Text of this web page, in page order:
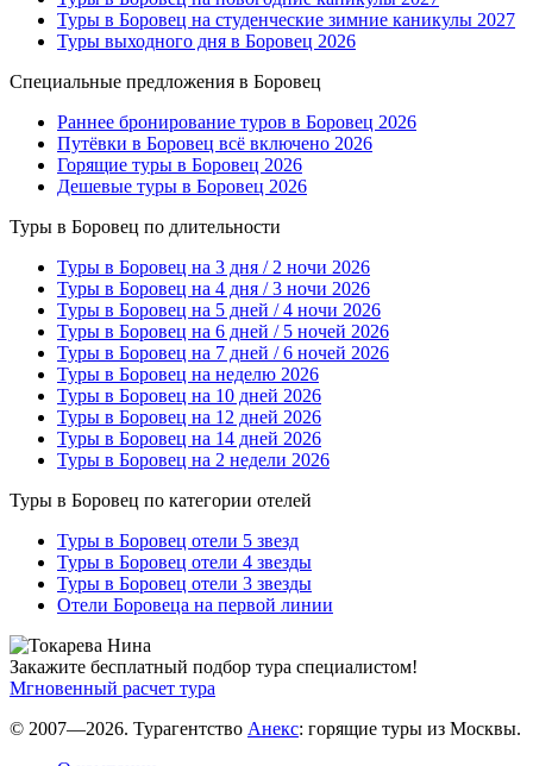
Туры в Боровец на студенческие зимние каникулы 2027
Туры выходного дня в Боровец 2026
Специальные предложения в Боровец
Раннее бронирование туров в Боровец 2026
Путёвки в Боровец всё включено 2026
Горящие туры в Боровец 2026
Дешевые туры в Боровец 2026
Туры в Боровец по длительности
Туры в Боровец на 3 дня / 2 ночи 2026
Туры в Боровец на 4 дня / 3 ночи 2026
Туры в Боровец на 5 дней / 4 ночи 2026
Туры в Боровец на 6 дней / 5 ночей 2026
Туры в Боровец на 7 дней / 6 ночей 2026
Туры в Боровец на неделю 2026
Туры в Боровец на 10 дней 2026
Туры в Боровец на 12 дней 2026
Туры в Боровец на 14 дней 2026
Туры в Боровец на 2 недели 2026
Туры в Боровец по категории отелей
Туры в Боровец отели 5 звезд
Туры в Боровец отели 4 звезды
Туры в Боровец отели 3 звезды
Отели Боровеца на первой линии
Закажите бесплатный подбор тура специалистом!
Мгновенный расчет тура
© 2007—2026. Турагентство Анекс: горящие туры из Москвы.